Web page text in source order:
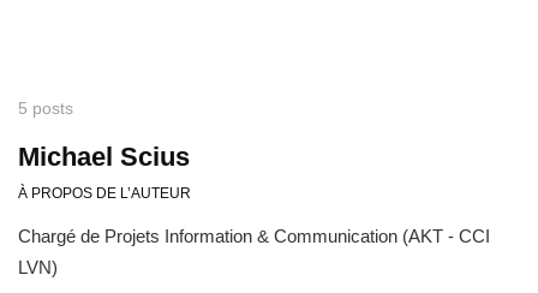
5 posts
Michael Scius
À PROPOS DE L’AUTEUR
Chargé de Projets Information & Communication (AKT - CCI
LVN)